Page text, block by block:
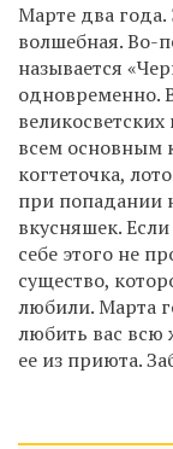
Марте два
волшебная. Во-
называется
одновременно.
всем основным
когтеточка,
при попадании
вкусняшек.
себе этого не
существо,
любили. Марта
любить вас всю
ее из приюта.